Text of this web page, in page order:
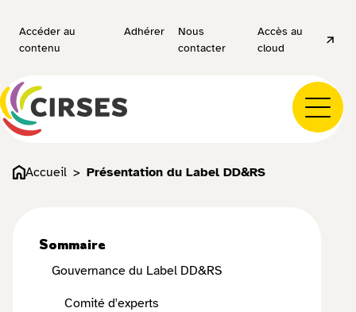
Accéder au
contenu
Adhérer
Nous
contacter
Accès au
cloud
Accueil Présentation du Label DD&RS
Sommaire
Gouvernance du Label DD&RS
Comité d'experts